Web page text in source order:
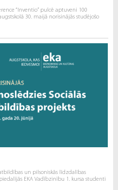
“Inventio” pulcē aptuveni 100
30. maijā norisinājās studējošo
un pilsoniskās līdzdalības
EKA Vadībzinību 1. kursa studenti